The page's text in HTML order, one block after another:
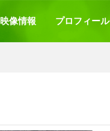
映像情報 プロフィール